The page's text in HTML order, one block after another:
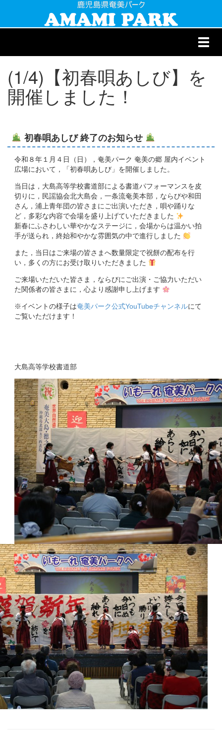
(1/4)【初春唄あしび】を
開催しました！
初春唄あしび 終了のお知らせ
令和８年１月４日（日），奄美パーク 奄美の郷 屋内イベント
広場において，「初春唄あしび」を開催しました。
当日は，大島高等学校書道部による書道パフォーマンスを皮
切りに，民謡協会北大島会，一条流奄美本部，ならびや和田
さん，浦上青年団の皆さまにご出演いただき，唄や踊りな
ど，多彩な内容で会場を盛り上げていただきました
新春にふさわしい華やかなステージに，会場からは温かい拍
手が送られ，終始和やかな雰囲気の中で進行しました
また，当日はご来場の皆さまへ数量限定で祝餅の配布を行
い，多くの方にお受け取りいただきました
ご来場いただいた皆さま，ならびにご出演・ご協力いただい
た関係者の皆さまに，心より感謝申し上げます
※イベントの様子は奄美パーク公式YouTubeチャンネルにて
ご覧いただけます！
大島高等学校書道部